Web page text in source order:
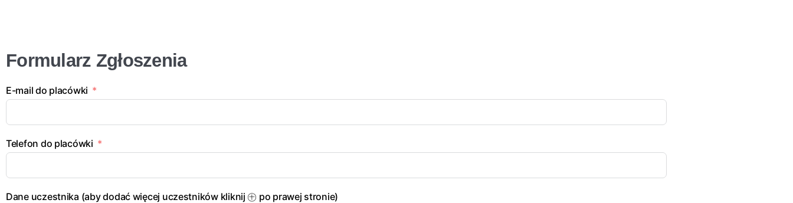
Formularz Zgłoszenia
E-mail do placówki
Telefon do placówki
Dane uczestnika (aby dodać więcej uczestników kliknij ㊉ po prawej stronie)